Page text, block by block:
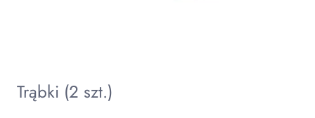
Trąbki (2 szt.)